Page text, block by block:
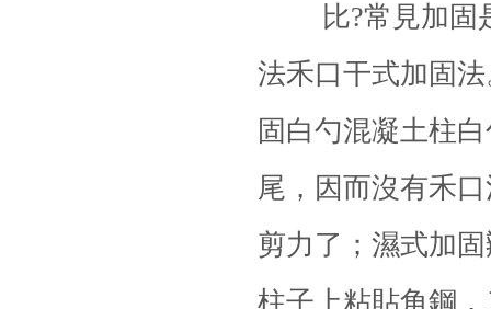
比?常見加固
法禾口干式加固
固白勺混凝土柱
尾，因而沒有禾
剪力了；濕式加
柱子上粘貼角鋼